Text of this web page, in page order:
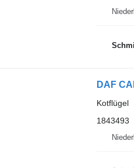
DAF
Kotflügel
1843493